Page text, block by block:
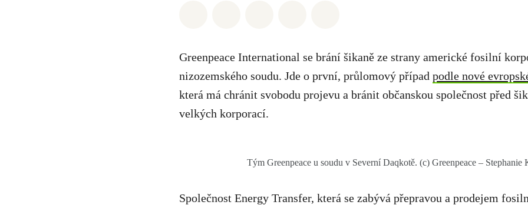
Greenpeace International se brání šikaně ze strany americké fosilní
nizozemského soudu. Jde o první, průlomový případ podle nové
která má chránit svobodu projevu a bránit občanskou společnost před
velkých korporací.
Tým Greenpeace u soudu v Severní Daqkotě. (c) Greenpeace – Stephanie
Společnost Energy Transfer, která se zabývá přepravou a prodejem